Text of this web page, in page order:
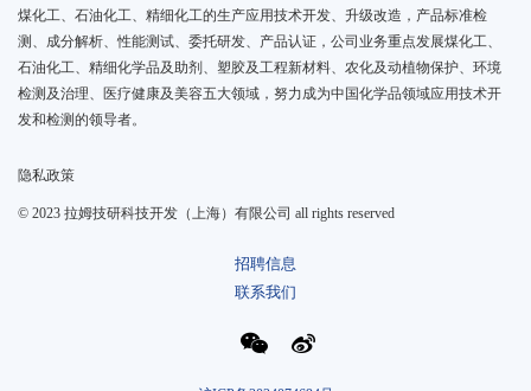
煤化工、石油化工、精细化工的生产应用技术开发、升级改造，产品标准检
测、成分解析、性能测试、委托研发、产品认证，公司业务重点发展煤化工、
石油化工、精细化学品及助剂、塑胶及工程新材料、农化及动植物保护、环境
检测及治理、医疗健康及美容五大领域，努力成为中国化学品领域应用技术开
发和检测的领导者。
隐私政策
© 2023 拉姆技研科技开发（上海）有限公司 all rights reserved
招聘信息
联系我们